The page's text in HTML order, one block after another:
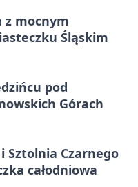
z mocnym
Śląskim
pod
Górach
Sztolnia Czarnego
całodniowa